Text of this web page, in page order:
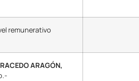
remunerativo
ARAGÓN,